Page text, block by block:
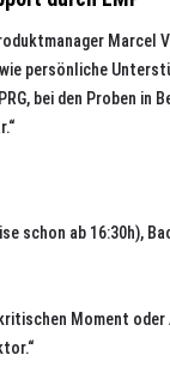
Marcel
persönliche
bei den Proben in
schon ab 16:30h),
Moment